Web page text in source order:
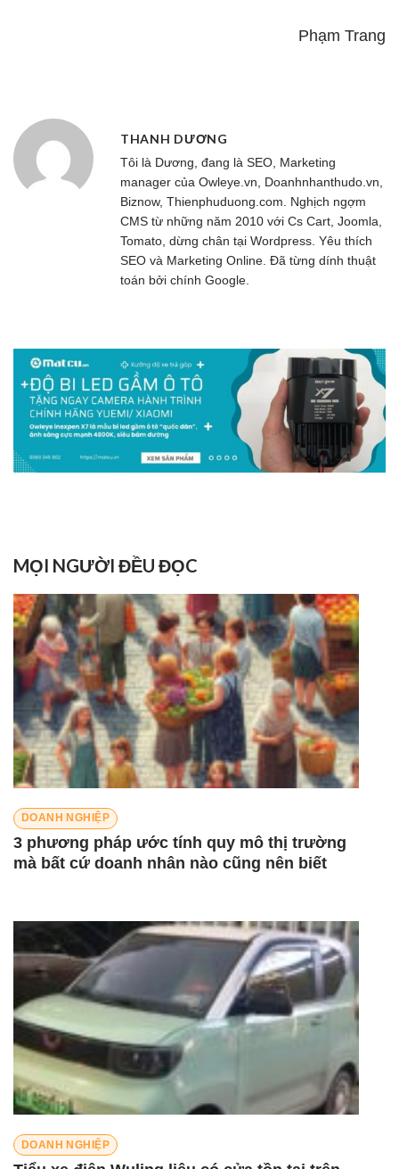
Phạm Trang
THANH DƯƠNG
Tôi là Dương, đang là SEO, Marketing
manager của Owleye.vn , Doanhnhanthudo.vn,
Biznow, Thienphuduong.com. Nghịch ngợm
CMS từ những năm 2010 với Cs Cart, Joomla,
Tomato, dừng chân tại Wordpress. Yêu thích
SEO và Marketing Online. Đã từng dính thuật
toán bởi chính Google.
MỌI NGƯỜI ĐỀU ĐỌC
DOANH NGHIỆP
3 phương pháp ước tính quy mô thị trường
mà bất cứ doanh nhân nào cũng nên biết
DOANH NGHIỆP